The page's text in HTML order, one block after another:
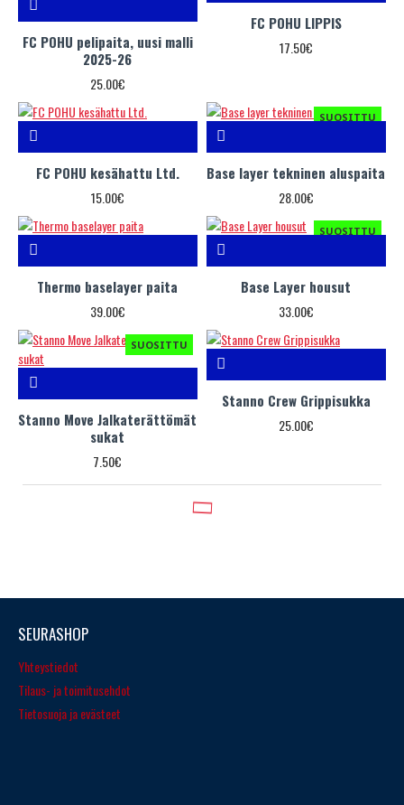
FC POHU pelipaita, uusi malli
2025-26
25.00€
FC POHU LIPPIS
17.50€
FC POHU kesähattu Ltd.
15.00€
SUOSITTU
Base layer tekninen aluspaita
28.00€
Thermo baselayer paita
39.00€
SUOSITTU
Base Layer housut
33.00€
SUOSITTU
Stanno Move Jalkaterättömät
sukat
7.50€
Stanno Crew Grippisukka
25.00€
SEURASHOP
Yhteystiedot
Tilaus- ja toimitusehdot
Tietosuoja ja evästeet